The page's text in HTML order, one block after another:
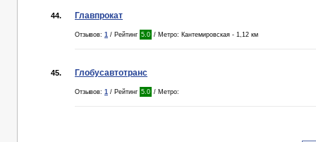
44. Главпрокат
Отзывов: 1 / Рейтинг 5.0 / Метро: Кантемировская - 1,12 км
45. Глобусавтотранс
Отзывов: 1 / Рейтинг 5.0 / Метро: